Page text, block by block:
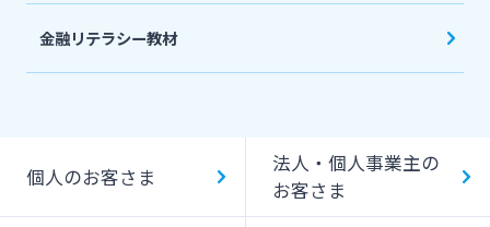
金融リテラシー教材
個人のお客さま
法人・個人事業主の
お客さま